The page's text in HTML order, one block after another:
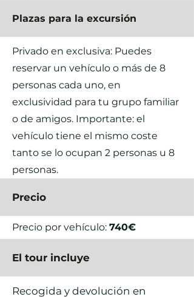
Plazas para la excursión
Privado en exclusiva: Puedes
reservar un vehículo o más de 8
personas cada uno, en
exclusividad para tu grupo familiar
o de amigos. Importante: el
vehículo tiene el mismo coste
tanto se lo ocupan 2 personas u 8
personas.
Precio
Precio por vehículo: 740€
El tour incluye
Recogida y devolución en